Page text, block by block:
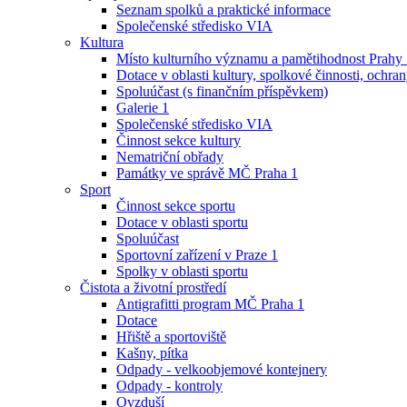
Seznam spolků a praktické informace
Společenské středisko VIA
Kultura
Místo kulturního významu a pamětihodnost Prahy
Dotace v oblasti kultury, spolkové činnosti,
Spoluúčast (s finančním příspěvkem)
Galerie 1
Společenské středisko VIA
Činnost sekce kultury
Nematriční obřady
Památky ve správě MČ Praha 1
Sport
Činnost sekce sportu
Dotace v oblasti sportu
Spoluúčast
Sportovní zařízení v Praze 1
Spolky v oblasti sportu
Čistota a životní prostředí
Antigrafitti program MČ Praha 1
Dotace
Hřiště a sportoviště
Kašny, pítka
Odpady - velkoobjemové kontejnery
Odpady - kontroly
Ovzduší